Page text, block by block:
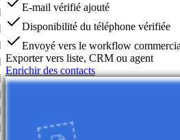
E-mail vérifié ajouté
Disponibilité du téléphone vérifiée
Envoyé vers le workflow
Exporter vers liste, CRM ou agent
Enrichir des contacts